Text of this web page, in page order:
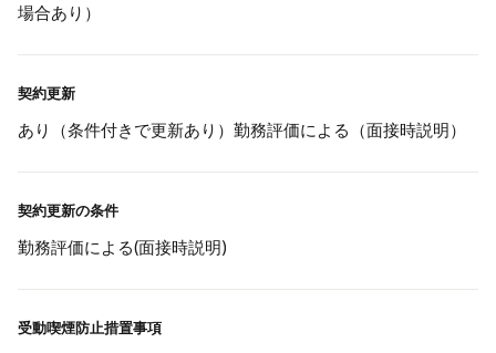
場合あり）
契約更新
あり（条件付きで更新あり）勤務評価による（面接時説明）
契約更新の条件
勤務評価による(面接時説明)
受動喫煙防止措置事項